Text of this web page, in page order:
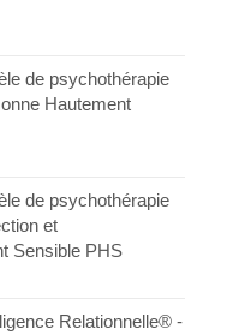
de psychothérapie
Hautement
de psychothérapie
et
Sensible PHS
Relationnelle® -